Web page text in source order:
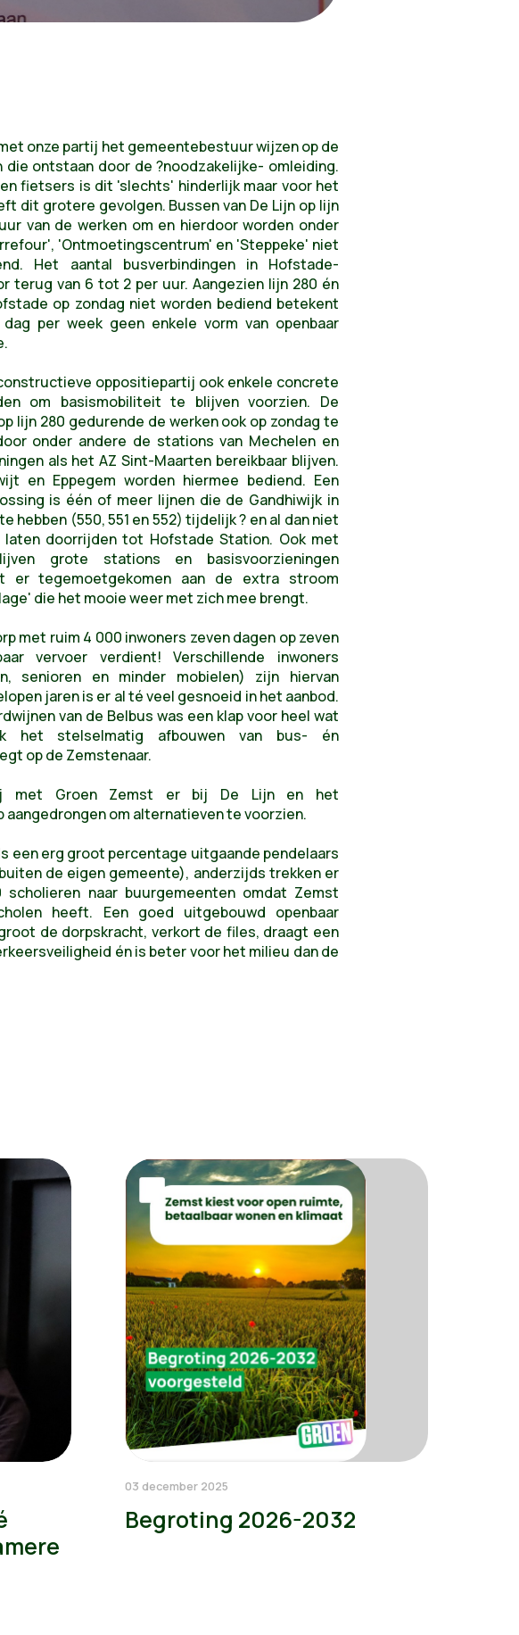
onze partij het gemeentebestuur wijzen op de
ontstaan door de ?noodzakelijke- omleiding.
fietsers is dit 'slechts' hinderlijk maar voor het
dit grotere gevolgen. Bussen van De Lijn op lijn
van de werken om en hierdoor worden onder
'Ontmoetingscentrum' en 'Steppeke' niet
Het aantal busverbindingen in Hofstade-
terug van 6 tot 2 per uur. Aangezien lijn 280 én
op zondag niet worden bediend betekent
per week geen enkele vorm van openbaar
oppositiepartij ook enkele concrete
om basismobiliteit te blijven voorzien. De
lijn 280 gedurende de werken ook op zondag te
onder andere de stations van Mechelen en
als het AZ Sint-Maarten bereikbaar blijven.
en Eppegem worden hiermee bediend. Een
is één of meer lijnen die de Gandhiwijk in
hebben (550, 551 en 552) tijdelijk ? en al dan niet
doorrijden tot Hofstade Station. Ook met
grote stations en basisvoorzieningen
er tegemoetgekomen aan de extra stroom
die het mooie weer met zich mee brengt.
met ruim 4 000 inwoners zeven dagen op zeven
vervoer verdient! Verschillende inwoners
senioren en minder mobielen) zijn hiervan
jaren is er al té veel gesnoeid in het aanbod.
van de Belbus was een klap voor heel wat
het stelselmatig afbouwen van bus- én
op de Zemstenaar.
met Groen Zemst er bij De Lijn en het
om alternatieven te voorzien.
een erg groot percentage uitgaande pendelaars
de eigen gemeente), anderzijds trekken er
scholieren naar buurgemeenten omdat Zemst
heeft. Een goed uitgebouwd openbaar
de dorpskracht, verkort de files, draagt een
én is beter voor het milieu dan de
03 december 2025
Begroting 2026-2032